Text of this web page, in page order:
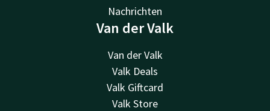
Nachrichten
Van der Valk
Van der Valk
Valk Deals
Valk Giftcard
Valk Store